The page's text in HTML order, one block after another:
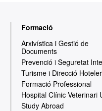
Formació
Arxivística i Gestió de
Documents
Prevenció i Seguretat
Turisme i Direcció
Formació Professional
Hospital Clínic Veterinari
Study Abroad